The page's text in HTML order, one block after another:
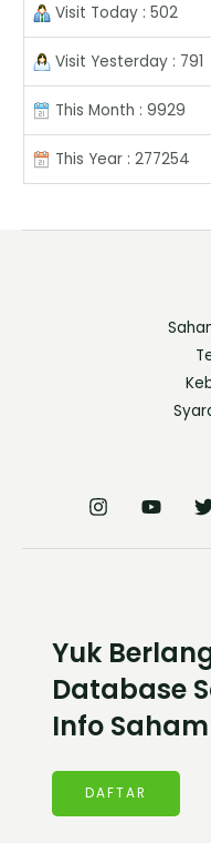
Visit Today : 502
Visit Yesterday : 791
This Month : 9929
This Year : 277254
Yuk
Database
Info
DAFTAR